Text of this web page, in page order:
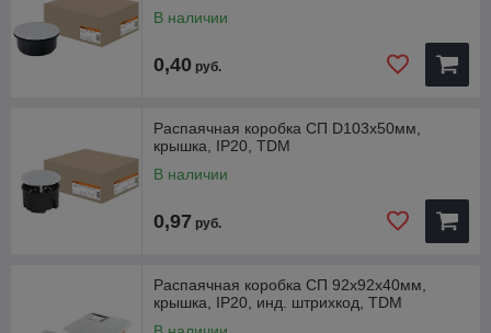
В наличии
0,40 руб.
Распаячная коробка СП D103х50мм,
крышка, IP20, TDM
В наличии
0,97 руб.
Распаячная коробка СП 92х92х40мм,
крышка, IP20, инд. штрихкод, TDM